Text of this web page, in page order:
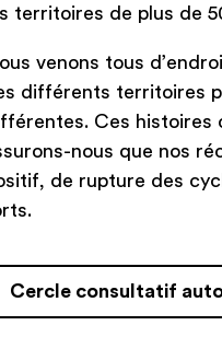
territoires de plus de
venons tous
différents territoires
Ces histoires
nous que nos
de rupture des
Cercle consultatif